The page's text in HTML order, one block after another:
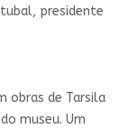
presidente
obras de Tarsila
museu. Um